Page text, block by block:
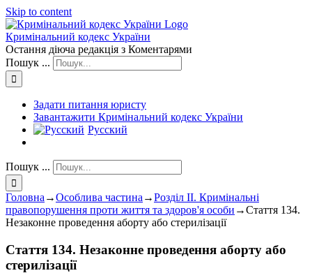
Skip to content
Кримінальний кодекс України
Остання діюча редакція з Коментарями
Пошук ...
Задати питання юристу
Завантажити Кримінальний кодекс України
Русский
Пошук ...
Головна →Особлива частина →Розділ II. Кримінальні
правопорушення проти життя та здоров'я особи →Стаття 134.
Незаконне проведення аборту або стерилізації
Стаття 134. Незаконне проведення аборту або
стерилізації